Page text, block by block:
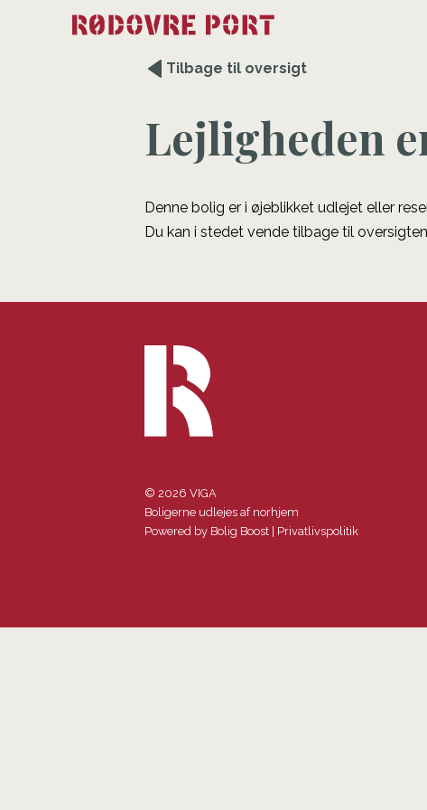
Tilbage til oversigt
Lejligheden
Denne bolig er i øjeblikket udlejet eller
Du kan i stedet vende tilbage til
© 2026 VIGA
Boligerne udlejes af norhjem
Powered by Bolig Boost Privatlivspolitik